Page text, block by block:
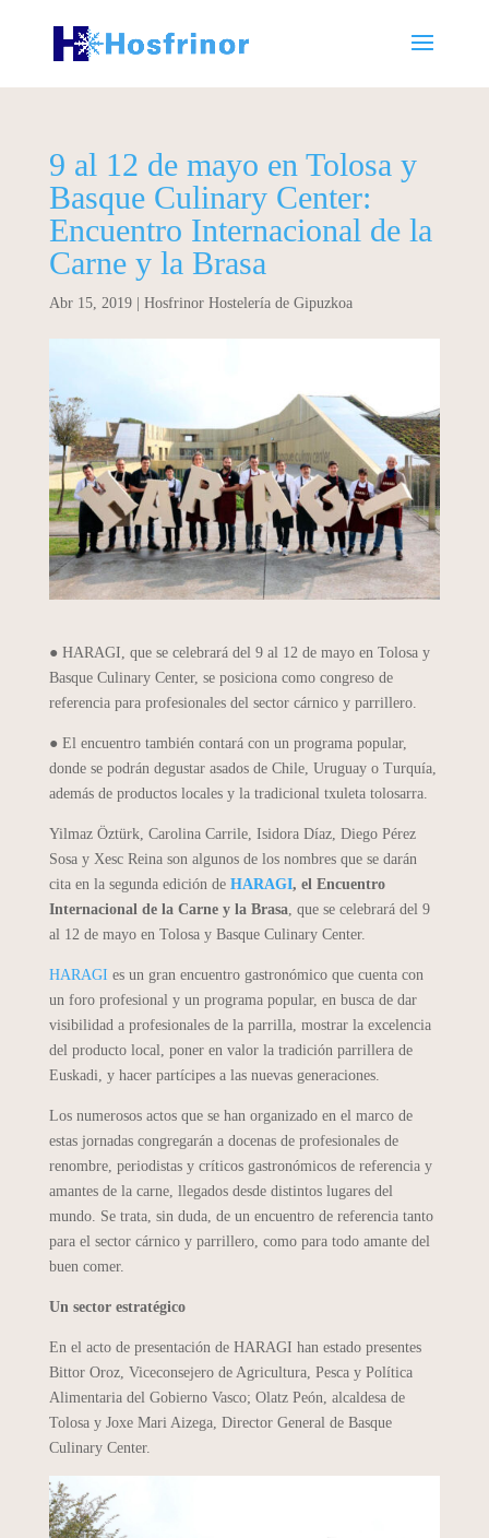
9 al 12 de mayo en Tolosa y
Basque Culinary Center:
Encuentro Internacional de la
Carne y la Brasa
Abr 15, 2019| Hosfrinor Hostelería de Gipuzkoa
● HARAGI, que se celebrará del 9 al 12 de mayo en Tolosa y
Basque Culinary Center, se posiciona como congreso de
referencia para profesionales del sector cárnico y parrillero.
● El encuentro también contará con un programa popular,
donde se podrán degustar asados de Chile, Uruguay o Turquía,
además de productos locales y la tradicional txuleta tolosarra.
Yilmaz Öztürk, Carolina Carrile, Isidora Díaz, Diego Pérez
Sosa y Xesc Reina son algunos de los nombres que se darán
cita en la segunda edición de HARAGI, el Encuentro
Internacional de la Carne y la Brasa , que se celebrará del 9
al 12 de mayo en Tolosa y Basque Culinary Center.
HARAGI es un gran encuentro gastronómico que cuenta con
un foro profesional y un programa popular, en busca de dar
visibilidad a profesionales de la parrilla, mostrar la excelencia
del producto local, poner en valor la tradición parrillera de
Euskadi, y hacer partícipes a las nuevas generaciones.
Los numerosos actos que se han organizado en el marco de
estas jornadas congregarán a docenas de profesionales de
renombre, periodistas y críticos gastronómicos de referencia y
amantes de la carne, llegados desde distintos lugares del
mundo. Se trata, sin duda, de un encuentro de referencia tanto
para el sector cárnico y parrillero, como para todo amante del
buen comer.
Un sector estratégico
En el acto de presentación de HARAGI han estado presentes
Bittor Oroz, Viceconsejero de Agricultura, Pesca y Política
Alimentaria del Gobierno Vasco; Olatz Peón, alcaldesa de
Tolosa y Joxe Mari Aizega, Director General de Basque
Culinary Center.